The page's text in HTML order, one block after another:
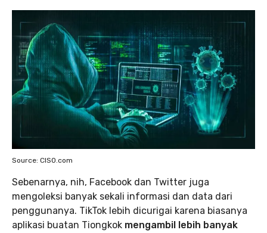
Source: CISO.com
Sebenarnya, nih, Facebook dan Twitter juga
mengoleksi banyak sekali informasi dan data dari
penggunanya. TikTok lebih dicurigai karena biasanya
aplikasi buatan Tiongkok mengambil lebih banyak